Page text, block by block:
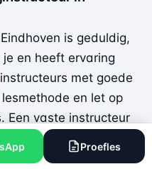
is geduldig,
en heeft ervaring
met goede
en let op
Een vaste instructeur
een geduldige
Proefles